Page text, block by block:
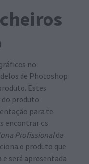
no
de Photoshop
Estes
do produto
para te
encontrar os
Profissionalda
o produto que
e será apresentada